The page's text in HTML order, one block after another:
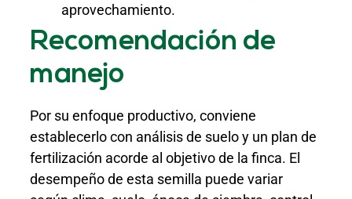
aprovechamiento.
Recomendación de
manejo
Por su enfoque productivo, conviene
establecerlo con análisis de suelo y un plan de
fertilización acorde al objetivo de la finca. El
desempeño de esta semilla puede variar